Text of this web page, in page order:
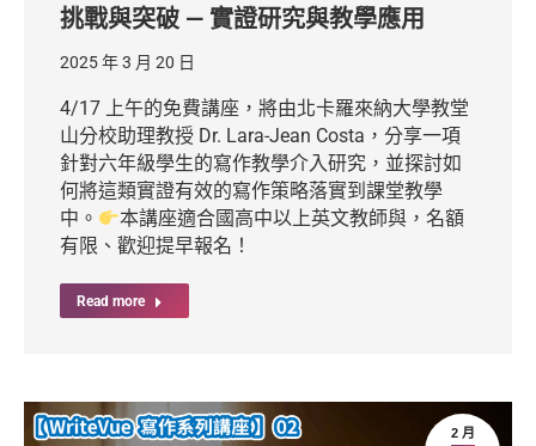
挑戰與突破 — 實證研究與教學應用
2025 年 3 月 20 日
4/17 上午的免費講座，將由北卡羅來納大學教堂
山分校助理教授 Dr. Lara-Jean Costa，分享一項
針對六年級學生的寫作教學介入研究，並探討如
何將這類實證有效的寫作策略落實到課堂教學
中。
本講座適合國高中以上英文教師與，名額
有限、歡迎提早報名！
Read more
2 月